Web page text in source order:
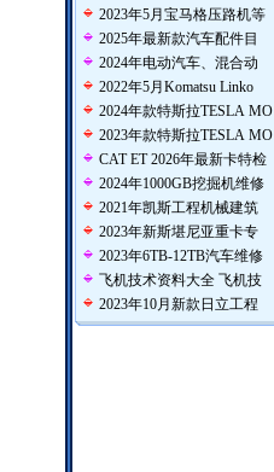
2023年5月宝马格压路机等
2025年最新款汽车配件目
2024年电动汽车、混合动
2022年5月Komatsu Linko
2024年款特斯拉TESLA MO
2023年款特斯拉TESLA MO
CAT ET 2026年最新卡特检
2024年1000GB挖掘机维修
2021年凯斯工程机械建筑
2023年新斯堪尼亚重卡专
2023年6TB-12TB汽车维修
飞机技术资料大全 飞机技
2023年10月新款日立工程